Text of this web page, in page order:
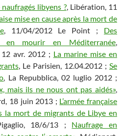
naufragés libyens ?, Libération, 11
mise en cause après la mort de
, 11/04/2012 Le Point ; Des
en mourir en Méditerranée,
12 avr. 2012 ; La marine mise en
, Le Parisien, 12.04.2012 ; Se
, La Repubblica, 02 luglio 2012 ;
mais ils ne nous ont pas aidés»,
18 juin 2013 ; L’armée française
la mort de migrants de Libye en
18/6/13 ; Naufrage en